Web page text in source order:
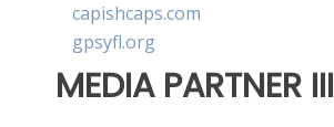
capishcaps.com
gpsyfl.org
MEDIA PARTNER III